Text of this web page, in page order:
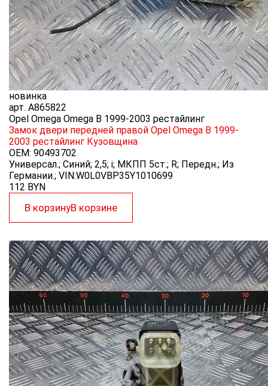
новинка
арт. A865822
Opel Omega Omega B 1999-2003 рестайлинг
Замок двери передней правой Opel Omega B 1999-
2003 рестайлинг Кузовщина
OEM: 90493702
Универсал.; Синий; 2,5; i; МКПП 5ст.; R; Передн.; Из
Германии.; VIN:W0L0VBP35Y1010699
112 BYN
В корзинуВ корзине